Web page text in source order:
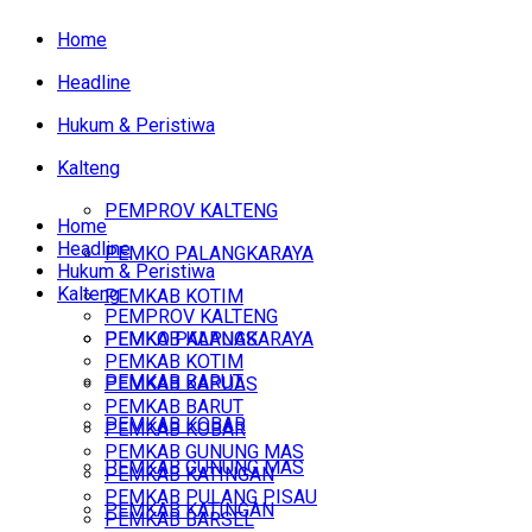
Home
Headline
Hukum & Peristiwa
Kalteng
PEMPROV KALTENG
PEMKO PALANGKARAYA
PEMKAB KOTIM
PEMKAB KAPUAS
PEMKAB BARUT
PEMKAB KOBAR
PEMKAB GUNUNG MAS
PEMKAB KATINGAN
Home
Headline
Hukum & Peristiwa
Kalteng
PEMPROV KALTENG
PEMKO PALANGKARAYA
PEMKAB KOTIM
PEMKAB KAPUAS
PEMKAB BARUT
PEMKAB KOBAR
PEMKAB GUNUNG MAS
PEMKAB KATINGAN
PEMKAB PULANG PISAU
PEMKAB BARSEL